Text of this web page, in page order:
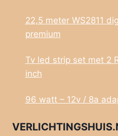
22,5 meter WS2811
premium
Tv led strip set met 2
inch
96 watt – 12v / 8a